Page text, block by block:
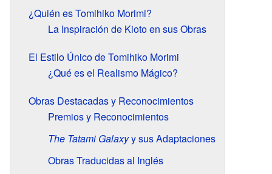
¿Quién es Tomihiko Morimi?
La Inspiración de Kioto en sus Obras
El Estilo Único de Tomihiko Morimi
¿Qué es el Realismo Mágico?
Obras Destacadas y Reconocimientos
Premios y Reconocimientos
The Tatami Galaxyy sus Adaptaciones
Obras Traducidas al Inglés